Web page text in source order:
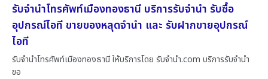
รับจำนำโทรศัพท์เมืองทองธานี บริการรับจำนำ รับซื้อ
อุปกรณ์ไอที ขายของหลุดจำนำ และ รับฝากขายอุปกรณ์
ไอที
รับจำนำโทรศัพท์เมืองทองธานี ให้บริการโดย รับจํานํา.com บริการรับจำนำ
ขอ